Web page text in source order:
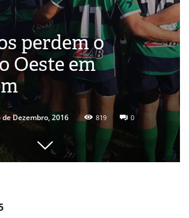
perdem o
Oeste em
de Dezembro, 2016 819 0